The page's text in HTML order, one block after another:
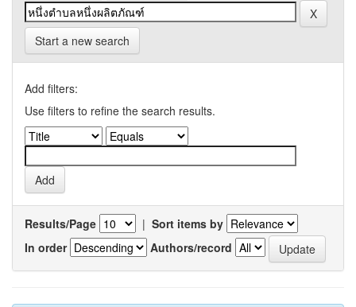
Start a new search
Add filters:
Use filters to refine the search results.
Results/Page | Sort items by
In order
Authors/record